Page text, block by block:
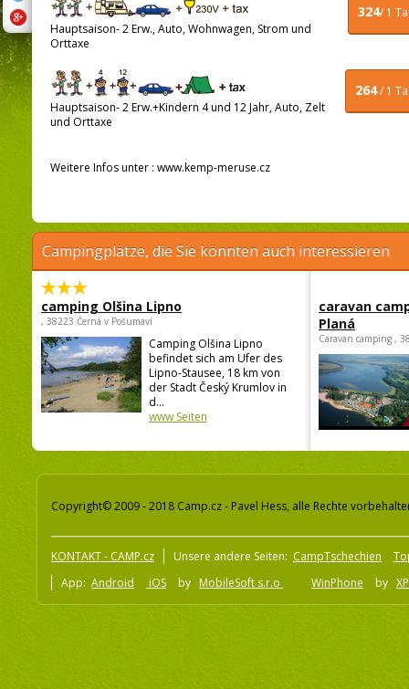
324/ 1
Hauptsaison- 2 Erw., Auto, Wohnwagen, Strom und
Orttaxe
264/ 1
Hauptsaison- 2 Erw.+Kindern 4 und 12 Jahr, Auto, Zelt
und Orttaxe
Weitere Infos unter : www.kemp-meruse.cz
Campingplätze, die Sie könnten auch interessieren
camping Olšina Lipno
, 38223 Černá v Pošumaví
Camping Olšina Lipno
befindet sich am Ufer des
Lipno-Stausee, 18 km von
der Stadt Český Krumlov in
d...
www Seiten
caravan
Planá
Caravan camping ,
Copyright© 2009 - 2018 Camp.cz - Pavel Hess, alle Rechte
KONTAKT - CAMP.cz Unsere andere Seiten: CampTschechien
App: Android iOS by MobileSoft s.r.o WinPhone by